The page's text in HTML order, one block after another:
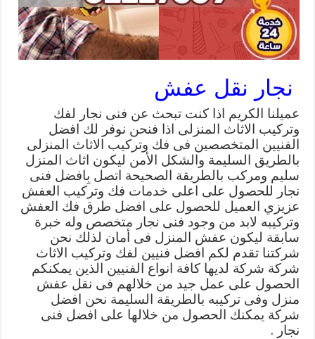
نجار نقل عفش
عميلنا الكريم اذا كنت تبحث عن فنى نجار لفك
وتركيب الاثاث المنزلى اذا فنحن نوفر لك افضل
الفنيين المتخصصين فى فك وتركيب الاثاث المنزلى
بالطريق السليمة والشكل الأمن ليكون اثاث المنزل
سليم ومركب بالطريقة الصحيحة اتصل بِافضل فنى
نجار للحصول على اعلى خدمات فك وتركيب العفش
عزيزي العميل للحصول على افضل طرق فك العفش
وتركيبه لابد من وجود فنى نجار متخصص وله خبرة
سابقة ليكون عفش المنزل فى أمان لذلك نحن
شركتنا تقدم لكم افضل فنيين لفك وتركيب الاثاث
شركة شركة لديها كافة انواع الفنيين الذين يمكنكم
الحصول على عمل جيد من خلالهم فى نقل عفش
منزل وفى تركيبه بالطريقة السليمة نحن افضل
شركة يمكنك الحصول من خلالها على افضل فنى
نجار .